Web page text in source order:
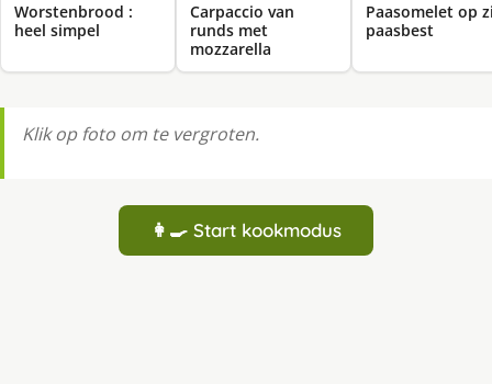
Worstenbrood :
heel simpel
Carpaccio van
runds met
mozzarella
Paasomelet op
paasbest
Klik op foto om te vergroten.
👩‍🍳 Start kookmodus